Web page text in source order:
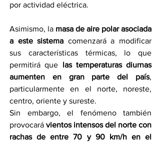
por actividad eléctrica.
Asimismo, la masa de aire polar asociada
a este sistema comenzará a modificar
sus características térmicas, lo que
permitirá que las temperaturas diurnas
aumenten en gran parte del país,
particularmente en el norte, noreste,
centro, oriente y sureste.
Sin embargo, el fenómeno también
provocará vientos intensos del norte con
rachas de entre 70 y 90 km/h en el